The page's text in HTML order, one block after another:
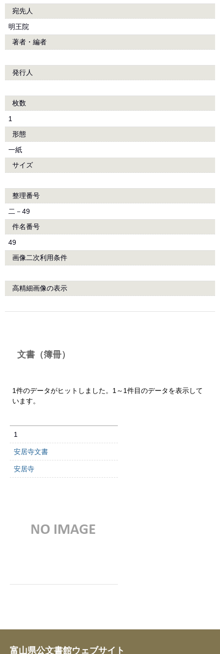
宛先人
明王院
著者・編者
発行人
枚数
1
形態
一紙
サイズ
整理番号
二－49
件名番号
49
画像二次利用条件
高精細画像の表示
文書（簿冊）
1件のデータがヒットしました。1～1件目のデータを表示して
います。
1
安居寺文書
安居寺
富山県公文書館ウェブサイト